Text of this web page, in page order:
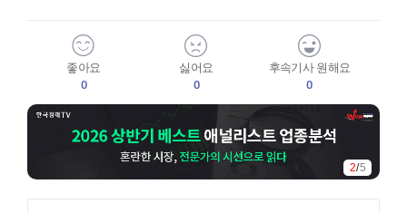
좋아요
0
싫어요
0
후속기사 원해요
0
2/5